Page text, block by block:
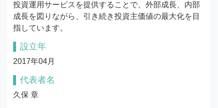
投資運用サービスを提供することで、外部成長、内部
成長を図りながら、引き続き投資主価値の最大化を目
指しています。
設立年
2017年04月
代表者名
久保 章